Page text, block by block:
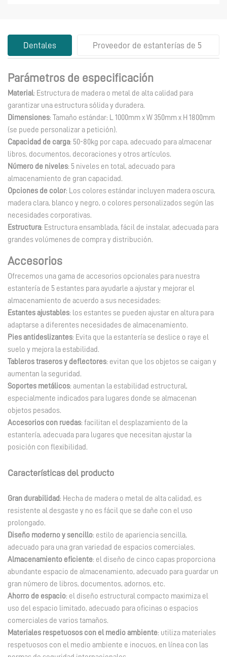
Dentales Proveedor de estanterías de 5
Parámetros de especificación
Material: Estructura de madera o metal de alta calidad para
garantizar una estructura sólida y duradera.
Dimensiones: Tamaño estándar: L 1000mm x W 350mm x H 1800mm
(se puede personalizar a petición).
Capacidad de carga: 50-80kg por capa, adecuado para almacenar
libros, documentos, decoraciones y otros artículos.
Número de niveles: 5 niveles en total, adecuado para
almacenamiento de gran capacidad.
Opciones de color: Los colores estándar incluyen madera oscura,
madera clara, blanco y negro, o colores personalizados según las
necesidades corporativas.
Estructura: Estructura ensamblada, fácil de instalar, adecuada para
grandes volúmenes de compra y distribución.
Accesorios
Ofrecemos una gama de accesorios opcionales para nuestra
estantería de 5 estantes para ayudarle a ajustar y mejorar el
almacenamiento de acuerdo a sus necesidades:
Estantes ajustables: los estantes se pueden ajustar en altura para
adaptarse a diferentes necesidades de almacenamiento.
Pies antideslizantes: Evita que la estantería se deslice o raye el
suelo y mejora la estabilidad.
Tableros traseros y deflectores: evitan que los objetos se caigan y
aumentan la seguridad.
Soportes metálicos: aumentan la estabilidad estructural,
especialmente indicados para lugares donde se almacenan
objetos pesados.
Accesorios con ruedas: facilitan el desplazamiento de la
estantería, adecuada para lugares que necesitan ajustar la
posición con flexibilidad.
Características del producto
Gran durabilidad: Hecha de madera o metal de alta calidad, es
resistente al desgaste y no es fácil que se dañe con el uso
prolongado.
Diseño moderno y sencillo: estilo de apariencia sencilla,
adecuado para una gran variedad de espacios comerciales.
Almacenamiento eficiente: el diseño de cinco capas proporciona
abundante espacio de almacenamiento, adecuado para guardar un
gran número de libros, documentos, adornos, etc.
Ahorro de espacio: el diseño estructural compacto maximiza el
uso del espacio limitado, adecuado para oficinas o espacios
comerciales de varios tamaños.
Materiales respetuosos con el medio ambiente: utiliza materiales
respetuosos con el medio ambiente e inocuos, en línea con las